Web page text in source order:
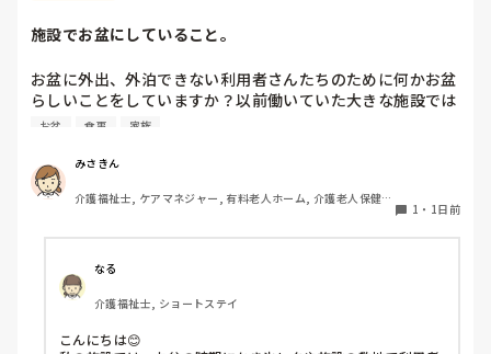
施設でお盆にしていること。
お盆に外出、外泊できない利用者さんたちのために何かお盆
らしいことをしていますか？以前働いていた大きな施設では
実際に住職さんを呼びご焼香できるようにそれ用のスペース
族が面会に来る…などでした。お盆まであと少しです。何か
していることがあればぜひシェアよろしくお願いします。
お盆 食事 家族
みさきん
介護福祉士, ケアマネジャー, 有料老人ホーム, 介護老人保健施
1 ・ 1日前
なる
介護福祉士, ショートステイ
こんにちは😊